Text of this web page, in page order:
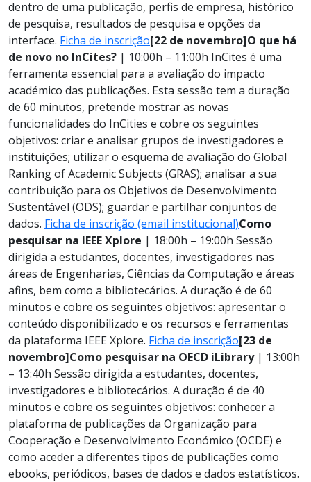
dentro de uma publicação, perfis de empresa, histórico
de pesquisa, resultados de pesquisa e opções da
interface. Ficha de inscrição[22 de novembro]O que há
de novo no InCites? | 10:00h – 11:00h InCites é uma
ferramenta essencial para a avaliação do impacto
académico das publicações. Esta sessão tem a duração
de 60 minutos, pretende mostrar as novas
funcionalidades do InCities e cobre os seguintes
objetivos: criar e analisar grupos de investigadores e
instituições; utilizar o esquema de avaliação do Global
Ranking of Academic Subjects (GRAS); analisar a sua
contribuição para os Objetivos de Desenvolvimento
Sustentável (ODS); guardar e partilhar conjuntos de
dados. Ficha de inscrição (email institucional)Como
pesquisar na IEEE Xplore | 18:00h – 19:00h Sessão
dirigida a estudantes, docentes, investigadores nas
áreas de Engenharias, Ciências da Computação e áreas
afins, bem como a bibliotecários. A duração é de 60
minutos e cobre os seguintes objetivos: apresentar o
conteúdo disponibilizado e os recursos e ferramentas
da plataforma IEEE Xplore. Ficha de inscrição[23 de
novembro]Como pesquisar na OECD iLibrary | 13:00h
– 13:40h Sessão dirigida a estudantes, docentes,
investigadores e bibliotecários. A duração é de 40
minutos e cobre os seguintes objetivos: conhecer a
plataforma de publicações da Organização para
Cooperação e Desenvolvimento Económico (OCDE) e
como aceder a diferentes tipos de publicações como
ebooks, periódicos, bases de dados e dados estatísticos.